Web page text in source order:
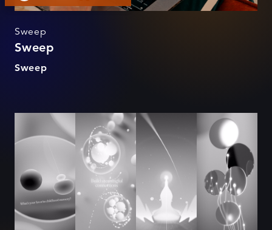
Sweep
Sweep
Sweep
WOIS Onboarding Film